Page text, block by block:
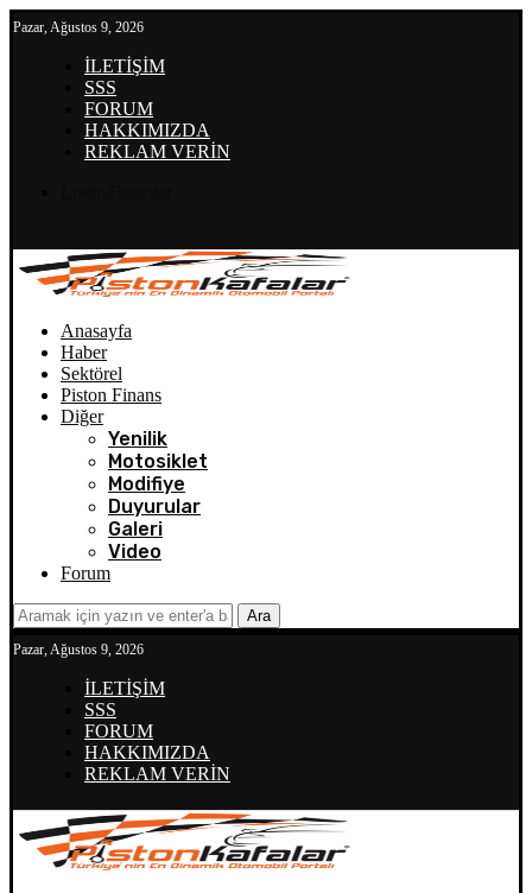
Pazar, Ağustos 9, 2026
İLETİŞİM
SSS
FORUM
HAKKIMIZDA
REKLAM VERİN
Anasayfa
Haber
Sektörel
Piston Finans
Diğer
Yenilik
Motosiklet
Modifiye
Duyurular
Galeri
Video
Forum
Ara
Pazar, Ağustos 9, 2026
İLETİŞİM
SSS
FORUM
HAKKIMIZDA
REKLAM VERİN